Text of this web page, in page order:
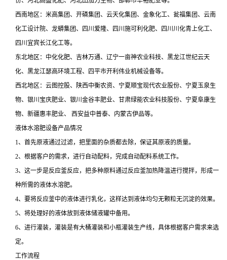
西南地区：米高集团、开磷集团、云天化集团、金象化工、瓮福集团、云南
化工设计院、龙蟒集团、四川爱隆、四川施可利化肥、四川川化青上化工、
四川宜宾长江化工等。
东北地区：中化化肥、吉林万通、辽宁一亩神农业科技、黑龙江世纪云天
化、黑龙江瑟高环境工程、四平市开利伟业机械设备等。
西北地区：云图控股、陕西中衡农资、宁夏顺宝现代农业股份、宁夏玉泉生
物、银川宝庆肥业、银川金谷丰肥业、甘肃绿能农业科技股份、宁夏阜康生
物、新疆惠丰肥业、 西安益中普泰、内蒙古伊品等。
液体水溶肥设备产品情况
1、首先原液通过过滤，把里面的杂质都去除，保证其原液的质量。
2、根据客户的需求，进行自动配料，完成自动配料系统工作。
3、这一步是反应釜反应，把多种原料通过反应釜加热降温进行搅拌，形成一
种所需的液体水溶肥。
4、要将反应釜中的液体进行乳化，这样达到液体均匀无颗粒无沉淀的效果。
5、将处理好的液体放到液体储液罐中备用。
6、进行灌装，灌装是有大桶灌装和小瓶灌装生产线，具体根据客户需求来选
定。
工作流程